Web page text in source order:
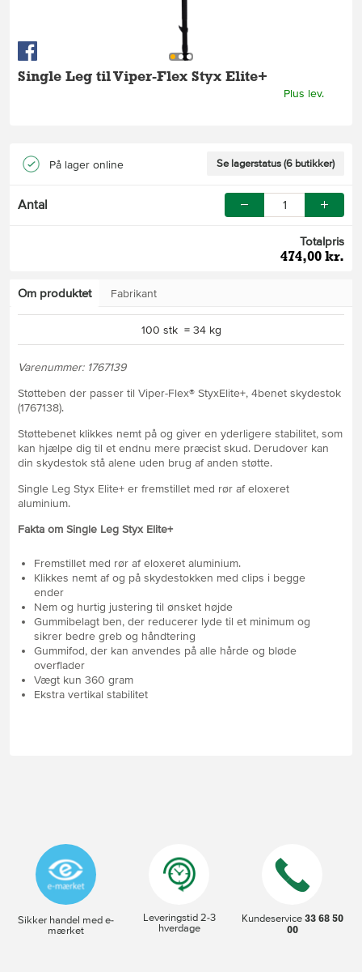
Single Leg til Viper-Flex Styx Elite+
Plus lev.
På lager online Se lagerstatus (6 butikker)
Antal
Totalpris
474,00 kr.
Om produktet Fabrikant
100 stk = 34 kg
Varenummer: 1767139
Støtteben der passer til Viper-Flex® StyxElite+, 4benet skydestok
(1767138).
Støttebenet klikkes nemt på og giver en yderligere stabilitet, som
kan hjælpe dig til et endnu mere præcist skud. Derudover kan
din skydestok stå alene uden brug af anden støtte.
Single Leg Styx Elite+ er fremstillet med rør af eloxeret
aluminium.
Fakta om Single Leg Styx Elite+
Fremstillet med rør af eloxeret aluminium.
Klikkes nemt af og på skydestokken med clips i begge
ender
Nem og hurtig justering til ønsket højde
Gummibelagt ben, der reducerer lyde til et minimum og
sikrer bedre greb og håndtering
Gummifod, der kan anvendes på alle hårde og bløde
overflader
Vægt kun 360 gram
Ekstra vertikal stabilitet
Sikker handel med e-
mærket
Leveringstid 2-3
hverdage
Kundeservice33 68 50
00